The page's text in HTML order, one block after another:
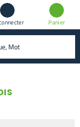
Panier